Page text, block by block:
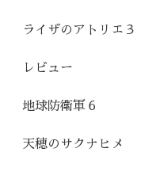
ライザのアトリエ３
レビュー
地球防衛軍６
天穂のサクナヒメ